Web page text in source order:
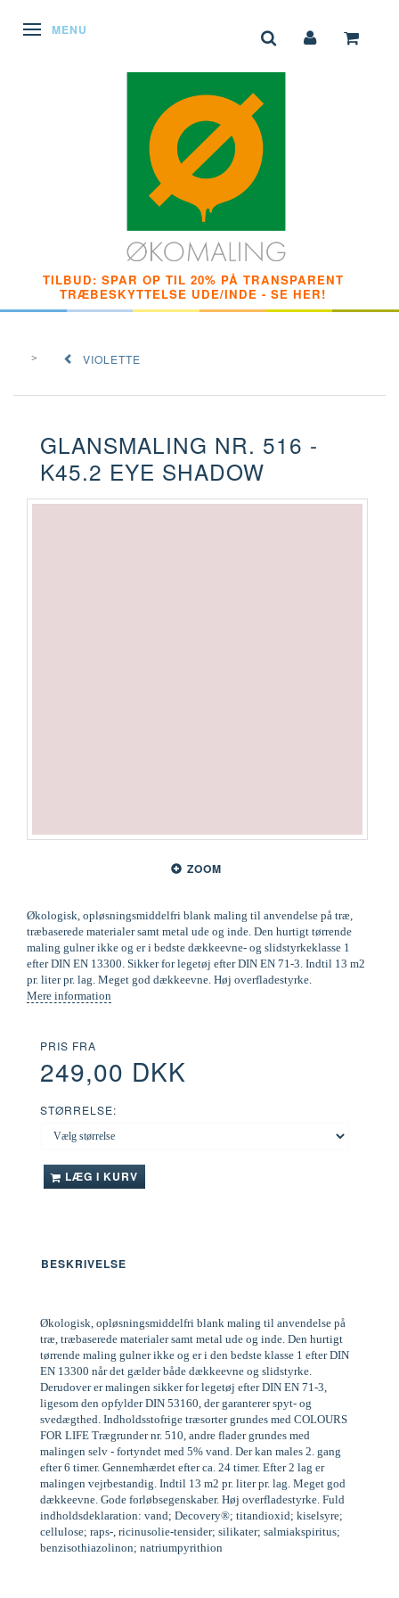
SKIFTE NAVIGATION
MENU
TILBUD: SPAR OP TIL 20% PÅ TRANSPARENT
TRÆBESKYTTELSE UDE/INDE - SE HER!
VIOLETTE
GLANSMALING NR. 516 -
K45.2 EYE SHADOW
ZOOM
Økologisk, opløsningsmiddelfri blank maling til anvendelse på træ,
træbaserede materialer samt metal ude og inde. Den hurtigt tørrende
maling gulner ikke og er i bedste dækkeevne- og slidstyrkeklasse 1
efter DIN EN 13300. Sikker for legetøj efter DIN EN 71-3. Indtil 13 m2
pr. liter pr. lag. Meget god dækkeevne. Høj overfladestyrke.
Mere information
PRIS FRA
249,00 DKK
STØRRELSE:
LÆG I KURV
BESKRIVELSE
Økologisk, opløsningsmiddelfri blank maling til anvendelse på
træ, træbaserede materialer samt metal ude og inde. Den hurtigt
tørrende maling gulner ikke og er i den bedste klasse 1 efter DIN
EN 13300 når det gælder både dækkeevne og slidstyrke.
Derudover er malingen sikker for legetøj efter DIN EN 71-3,
ligesom den opfylder DIN 53160, der garanterer spyt- og
svedægthed. Indholdsstofrige træsorter grundes med COLOURS
FOR LIFE Trægrunder nr. 510, andre flader grundes med
malingen selv - fortyndet med 5% vand. Der kan males 2. gang
efter 6 timer. Gennemhærdet efter ca. 24 timer. Efter 2 lag er
malingen vejrbestandig. Indtil 13 m2 pr. liter pr. lag. Meget god
dækkeevne. Gode forløbsegenskaber. Høj overfladestyrke. Fuld
indholdsdeklaration: vand; Decovery®; titandioxid; kiselsyre;
cellulose; raps-, ricinusolie-tensider; silikater; salmiakspiritus;
benzisothiazolinon; natriumpyrithion